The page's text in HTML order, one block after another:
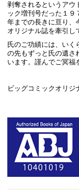
剥奪されるというアウ
ック増刊号だった１９
年までの長きに亘り、
オリジナル誌を牽引し
氏のご功績には、いく
の先もずっと氏の遺さ
います。謹んでご冥福
ビッグコミックオリ